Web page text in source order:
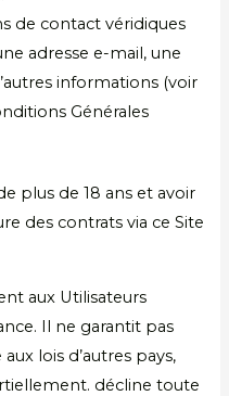
de contact véridiques
adresse e-mail, une
informations (voir
Générales
plus de 18 ans et avoir
des contrats via ce Site
aux Utilisateurs
Il ne garantit pas
lois d’autres pays,
décline toute